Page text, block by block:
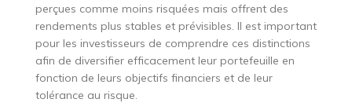
perçues comme moins risquées mais offrent des
rendements plus stables et prévisibles. Il est important
pour les investisseurs de comprendre ces distinctions
afin de diversifier efficacement leur portefeuille en
fonction de leurs objectifs financiers et de leur
tolérance au risque.